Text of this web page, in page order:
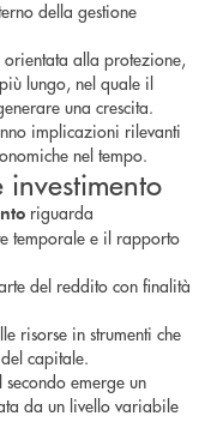
della gestione
alla protezione,
lungo, nel quale il
una crescita.
implicazioni rilevanti
nel tempo.
riguarda
temporale e il rapporto
del reddito con finalità
risorse in strumenti che
capitale.
emerge un
da un livello variabile